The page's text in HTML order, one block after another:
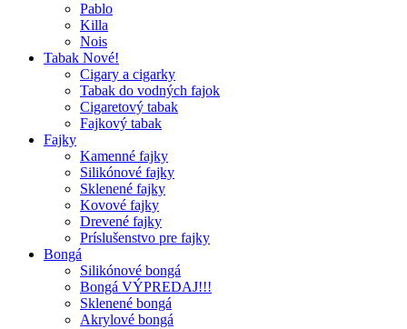
Pablo
Killa
Nois
Tabak Nové!
Cigary a cigarky
Tabak do vodných fajok
Cigaretový tabak
Fajkový tabak
Fajky
Kamenné fajky
Silikónové fajky
Sklenené fajky
Kovové fajky
Drevené fajky
Príslušenstvo pre fajky
Bongá
Silikónové bongá
Bongá VÝPREDAJ!!!
Sklenené bongá
Akrylové bongá